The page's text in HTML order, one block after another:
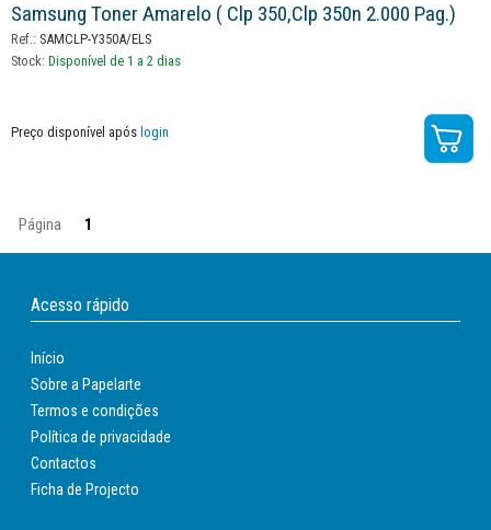
Samsung Toner Amarelo ( Clp 350,clp 350n 2.000 Pag.)
Ref.: SAMCLP-Y350A/ELS
Stock: Disponível de 1 a 2 dias
Preço disponível após login
Página 1
Acesso rápido
Início
Sobre a Papelarte
Termos e condições
Política de privacidade
Contactos
Ficha de Projecto